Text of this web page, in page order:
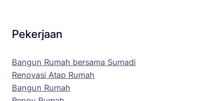
Pekerjaan
Bangun Rumah bersama Sumadi
Renovasi Atap Rumah
Bangun Rumah